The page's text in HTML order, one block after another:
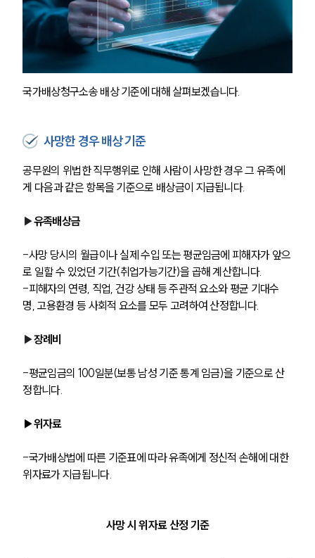
국가배상청구소송 배상 기준에 대해 살펴보겠습니다.
사망한 경우 배상 기준
공무원의 위법한 직무행위로 인해 사람이 사망한 경우 그 유족에
게 다음과 같은 항목을 기준으로 배상금이 지급됩니다.
▶유족배상금
-사망 당시의 월급이나 실제 수입 또는 평균임금에 피해자가 앞으
로 일할 수 있었던 기간(취업가능기간)을 곱해 계산합니다.
-피해자의 연령, 직업, 건강 상태 등 주관적 요소와 평균 기대수
명, 고용환경 등 사회적 요소를 모두 고려하여 산정합니다.
▶장례비
-평균임금의 100일분(보통 남성 기준 통계 임금)을 기준으로 산
정합니다.
▶위자료
-국가배상법에 따른 기준표에 따라 유족에게 정신적 손해에 대한
위자료가 지급됩니다.
사망 시 위자료 산정 기준